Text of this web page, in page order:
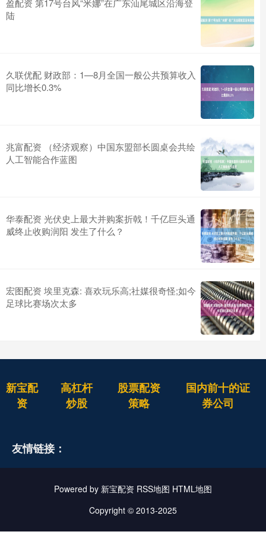
陆
久联优配 财政部：1—8月全国一般公共预算收入
同比增长0.3%
兆富配资 （经济观察）中国东盟部长圆桌会共绘
人工智能合作蓝图
华泰配资 光伏史上最大并购案折戟！千亿巨头通
威终止收购润阳 发生了什么？
宏图配资 埃里克森: 喜欢玩乐高;社媒很奇怪;如今
足球比赛场次太多
新宝配
资
高杠杆
炒股
股票配资
策略
国内前十的证
券公司
友情链接：
Powered by 新宝配资 RSS地图 HTML地图
Copyright © 2013-2025